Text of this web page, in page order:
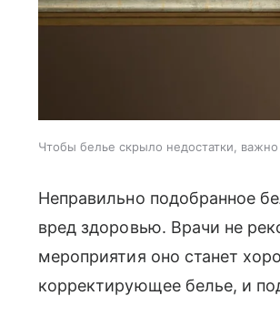
Чтобы белье скрыло недостатки,
Неправильно подобранное
вред здоровью. Врачи не
мероприятия оно станет
корректирующее белье, и